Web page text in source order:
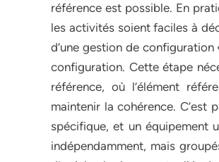
référence est possible. En
les activités soient faciles à
d’une gestion de
configuration. Cette étape
référence, où l’élément
maintenir la cohérence. C’est
spécifique, et un équipement
indépendamment, mais